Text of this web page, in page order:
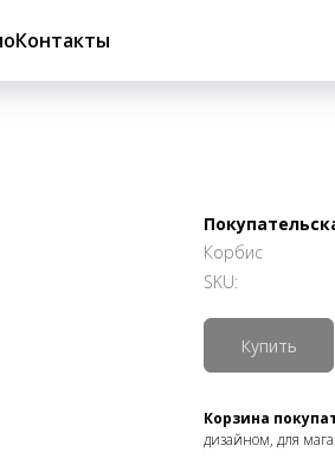
Контакты
Корбис
SKU:
Купить
Корзина
дизайном, для